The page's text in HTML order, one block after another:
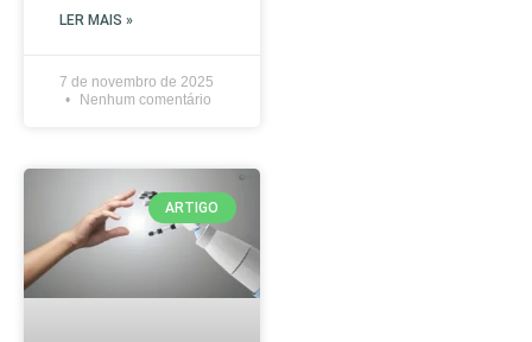
LER MAIS »
7 de novembro de 2025
Nenhum comentário
ARTIGO